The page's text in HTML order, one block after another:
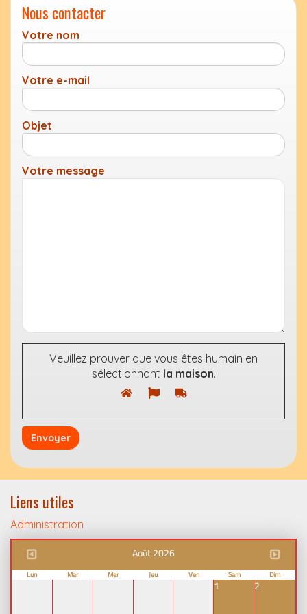
Nous contacter
Votre nom
Votre e-mail
Objet
Votre message
Veuillez prouver que vous êtes humain en
sélectionnant la maison.
Liens utiles
Administration
Août 2026
Lun Mar Mer Jeu Ven Sam Dim
1 2